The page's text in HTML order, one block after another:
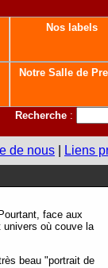
Nos labels
Notre Salle de
Recherche :
de nous Liens
face aux
univers où couve la
beau "portrait de